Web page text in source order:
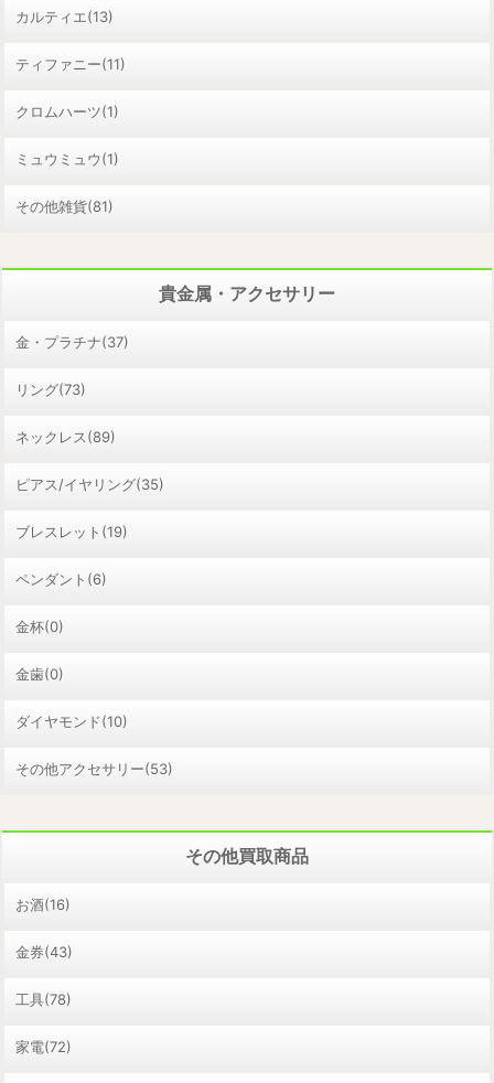
カルティエ(13)
ティファニー(11)
クロムハーツ(1)
ミュウミュウ(1)
その他雑貨(81)
貴金属・アクセサリー
金・プラチナ(37)
リング(73)
ネックレス(89)
ピアス/イヤリング(35)
ブレスレット(19)
ペンダント(6)
金杯(0)
金歯(0)
ダイヤモンド(10)
その他アクセサリー(53)
その他買取商品
お酒(16)
金券(43)
工具(78)
家電(72)